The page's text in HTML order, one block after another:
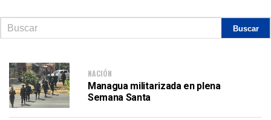
NACIÓN
Managua militarizada en plena
Semana Santa